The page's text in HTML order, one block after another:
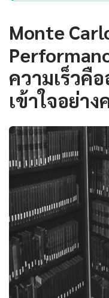
Monte
ความเร็วคื
เข้าใจอย่า